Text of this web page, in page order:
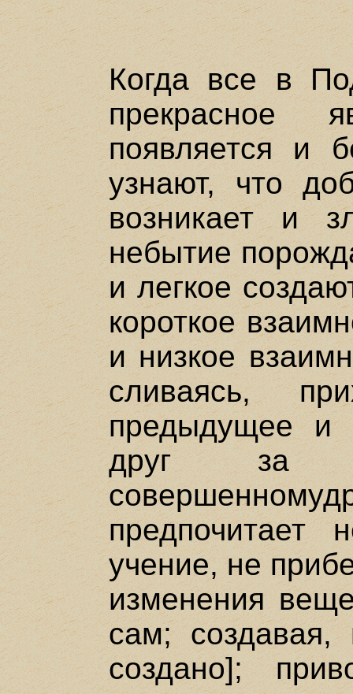
Когда все в
прекрасное
появляется и
узнают, что
возникает и
небытие
и легкое
короткое
и низкое
сливаясь,
предыдущее и
друг за
предпочитает
учение, не
изменения
сам;
создано];